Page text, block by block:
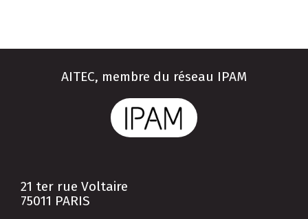
AITEC, membre du réseau IPAM
21 ter rue Voltaire
75011 PARIS